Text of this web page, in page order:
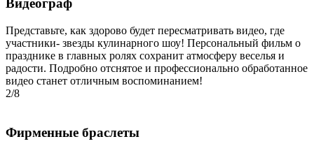
Видеограф
Представьте, как здорово будет пересматривать видео, где
участники- звезды кулинарного шоу! Персональный фильм о
празднике в главных ролях сохранит атмосферу веселья и
радости. Подробно отснятое и профессионально обработанное
видео станет отличным воспоминанием!
2/8
Фирменные браслеты